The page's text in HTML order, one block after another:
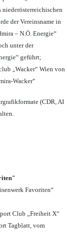
niederösterreichischen
der Vereinsname in
– N.Ö. Energie“
unter der
geführt;
„Wacker“ Wien von
Wacker“
(CDR, AI
Favoriten“
Club „Freiheit X“
Tagblatt, vom